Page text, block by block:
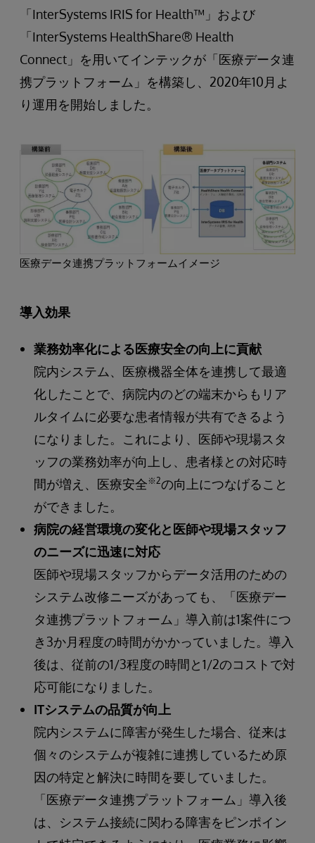
「InterSystems IRIS for Health™」および
「InterSystems HealthShare® Health
Connect」を用いてインテックが「医療データ連
携プラットフォーム」を構築し、2020年10月よ
り運用を開始しました。
医療データ連携プラットフォームイメージ
導入効果
業務効率化による医療安全の向上に貢献
院内システム、医療機器全体を連携して最適
化したことで、病院内のどの端末からもリア
ルタイムに必要な患者情報が共有できるよう
になりました。これにより、医師や現場スタ
ッフの業務効率が向上し、患者様との対応時
間が増え、医療安全※2の向上につなげること
ができました。
病院の経営環境の変化と医師や現場スタッフ
のニーズに迅速に対応
医師や現場スタッフからデータ活用のための
システム改修ニーズがあっても、「医療デー
タ連携プラットフォーム」導入前は1案件につ
き3か月程度の時間がかかっていました。導入
後は、従前の1/3程度の時間と1/2のコストで対
応可能になりました。
ITシステムの品質が向上
院内システムに障害が発生した場合、従来は
個々のシステムが複雑に連携しているため原
因の特定と解決に時間を要していました。
「医療データ連携プラットフォーム」導入後
は、システム接続に関わる障害をピンポイン